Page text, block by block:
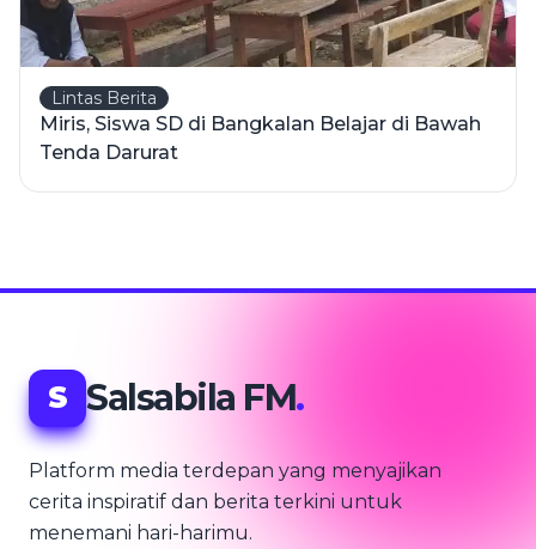
Lintas Berita
Miris, Siswa SD di Bangkalan Belajar di Bawah
Tenda Darurat
S Salsabila FM.
Platform media terdepan yang menyajikan
cerita inspiratif dan berita terkini untuk
menemani hari-harimu.